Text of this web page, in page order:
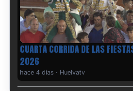
CUARTA CORRIDA DE LAS
2026
hace 4 días · Huelvatv